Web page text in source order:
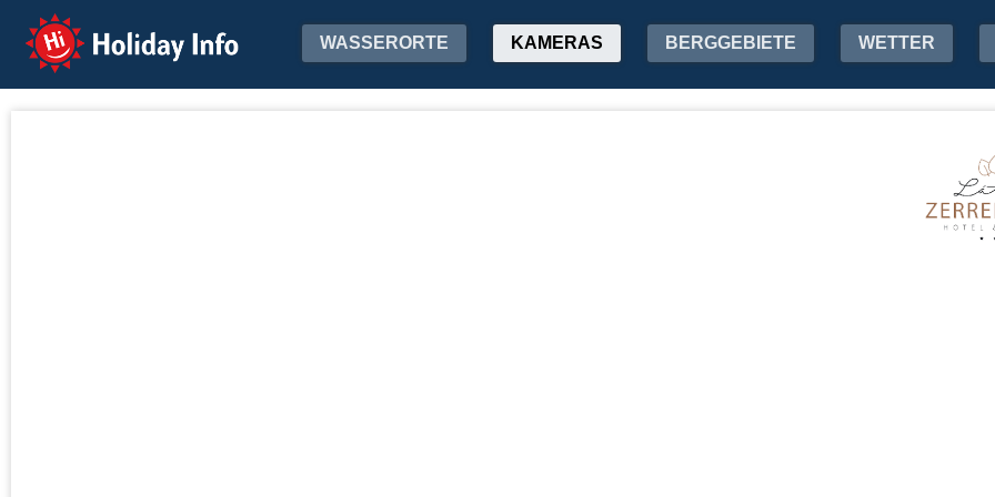
Holiday Info WASSERORTE KAMERAS BERGGEBIETE WETTER